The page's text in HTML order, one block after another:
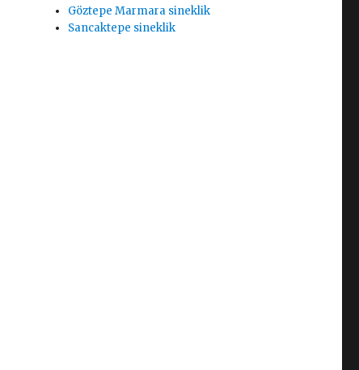
Göztepe Marmara sineklik
Sancaktepe sineklik